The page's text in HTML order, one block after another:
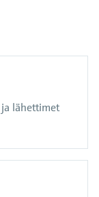
lähettimet